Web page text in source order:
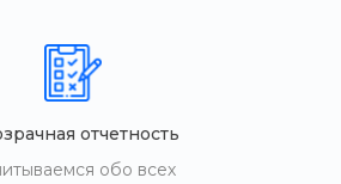
отчетность
обо всех